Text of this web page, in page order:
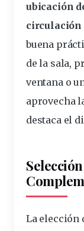
ubicación
circulación
buena
de la sala,
ventana o
aprovecha
destaca el
La elección